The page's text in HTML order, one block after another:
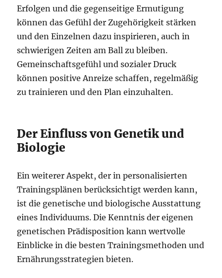
Erfolgen und die gegenseitige Ermutigung
können das Gefühl der Zugehörigkeit stärken
und den Einzelnen dazu inspirieren, auch in
schwierigen Zeiten am Ball zu bleiben.
Gemeinschaftsgefühl und sozialer Druck
können positive Anreize schaffen, regelmäßig
zu trainieren und den Plan einzuhalten.
Der Einfluss von Genetik und
Biologie
Ein weiterer Aspekt, der in personalisierten
Trainingsplänen berücksichtigt werden kann,
ist die genetische und biologische Ausstattung
eines Individuums. Die Kenntnis der eigenen
genetischen Prädisposition kann wertvolle
Einblicke in die besten Trainingsmethoden und
Ernährungsstrategien bieten.